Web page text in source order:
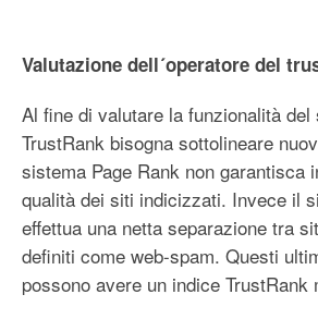
Valutazione dell´operatore del
Al fine di valutare la funzionalità del
TrustRank bisogna sottolineare
sistema Page Rank non garantisca
qualità dei siti indicizzati. Invece il
effettua una netta separazione tra
definiti come web-spam. Questi
possono avere un indice TrustRank